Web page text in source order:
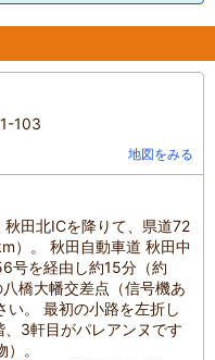
103
地図をみる
田北ICを降りて、県道72
）。 秋田自動車道 秋田中
号を経由し約15分（約
橋大幡交差点（信号機あ
い。 最初の小路を左折し
3軒目がパレアンヌです
。